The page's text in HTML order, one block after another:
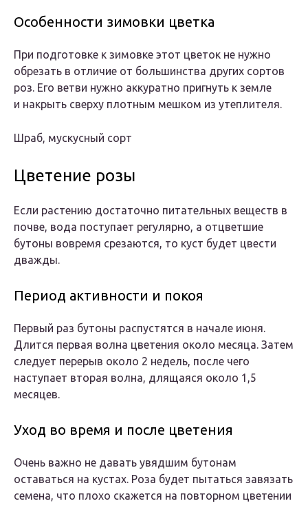
Особенности зимовки цветка
При подготовке к зимовке этот цветок не нужно
обрезать в отличие от большинства других сортов
роз. Его ветви нужно аккуратно пригнуть к земле
и накрыть сверху плотным мешком из утеплителя.
Шраб, мускусный сорт
Цветение розы
Если растению достаточно питательных веществ в
почве, вода поступает регулярно, а отцветшие
бутоны вовремя срезаются, то куст будет цвести
дважды.
Период активности и покоя
Первый раз бутоны распустятся в начале июня.
Длится первая волна цветения около месяца. Затем
следует перерыв около 2 недель, после чего
наступает вторая волна, длящаяся около 1,5
месяцев.
Уход во время и после цветения
Очень важно не давать увядшим бутонам
оставаться на кустах. Роза будет пытаться завязать
семена, что плохо скажется на повторном цветении